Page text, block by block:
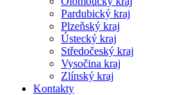
Pardubický kraj
Plzeňský kraj
Ústecký kraj
Středočeský kraj
Vysočina kraj
Zlínský kraj
Kontakty